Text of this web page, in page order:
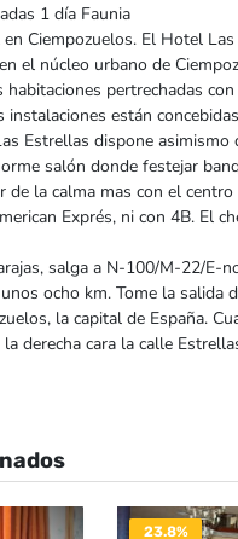
1 día Faunia
Ciempozuelos. El Hotel
el núcleo urbano de
pertrechadas
instalaciones están
Estrellas dispone
salón donde festejar
de la calma mas con el
Exprés, ni con 4B. El
salga a N-100/M-22/E-
ocho km. Tome la salida
la capital de España.
derecha cara la calle
23.8%